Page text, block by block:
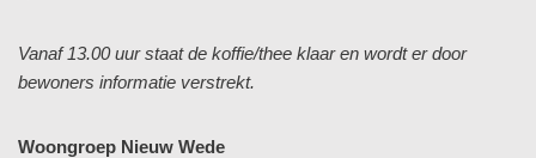
Vanaf 13.00 uur staat de koffie/thee klaar en wordt er door
bewoners informatie verstrekt.
Woongroep Nieuw Wede